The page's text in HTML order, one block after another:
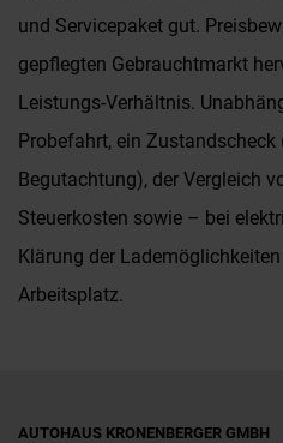
und Servicepaket gut.
gepflegten Gebrauchtmarkt
Leistungs-Verhältnis.
Probefahrt, ein
Begutachtung), der Vergleich
Steuerkosten sowie – bei
Klärung der
Arbeitsplatz.
AUTOHAUS KRONENBERGER GMBH